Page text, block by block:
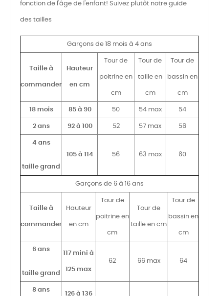
fonction de l'âge de l'enfant! Suivez plutôt notre guide
des tailles
Garçons de 18 mois à 4 ans
Taille à
commander
Hauteur
en cm
Tour de
poitrine en
cm
Tour de
taille en
cm
Tour de
bassin en
cm
18 mois 85 à 90 50 54 max 54
2 ans 92 à 100 52 57 max 56
4 ans
taille grand
105 à 114 56 63 max 60
Garçons de 6 à 16 ans
Taille à
commander
Hauteur
en cm
Tour de
poitrine en
cm
Tour de
taille en cm
Tour de
bassin en
cm
6 ans
taille grand
117 mini à
125 max
62 66 max 64
8 ans
126 à 136